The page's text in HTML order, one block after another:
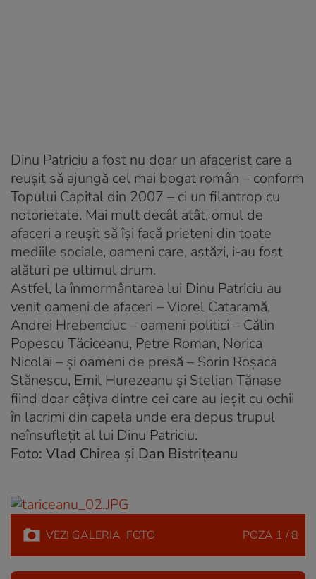
Dinu Patriciu a fost nu doar un afacerist care a
reuşit să ajungă cel mai bogat român – conform
Topului Capital din 2007 – ci un filantrop cu
notorietate. Mai mult decât atât, omul de
afaceri a reuşit să îşi facă prieteni din toate
mediile sociale, oameni care, astăzi, i-au fost
alături pe ultimul drum.
Astfel, la înmormântarea lui Dinu Patriciu au
venit oameni de afaceri – Viorel Cataramă,
Andrei Hrebenciuc – oameni politici – Călin
Popescu Tăciceanu, Petre Roman, Norica
Nicolai – şi oameni de presă – Sorin Roşaca
Stănescu, Emil Hurezeanu şi Stelian Tănase
fiind doar câţiva dintre cei care au ieşit cu ochii
în lacrimi din capela unde era depus trupul
neînsufleţit al lui Dinu Patriciu.
Foto: Vlad Chirea şi Dan Bistriţeanu
VEZI GALERIA FOTO POZA 1 / 8